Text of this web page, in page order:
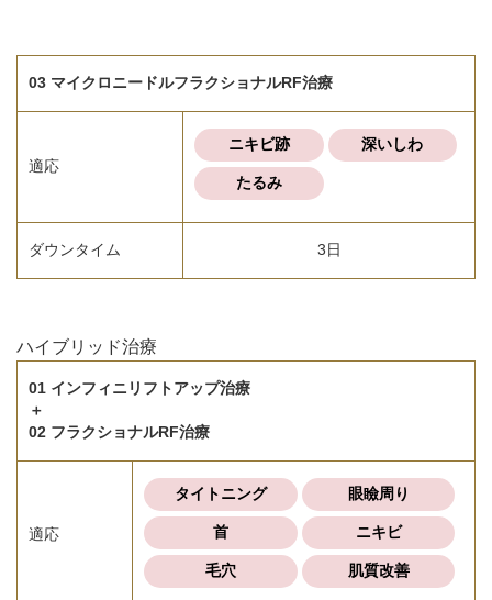
03 マイクロニードルフラクショナルRF治療
適応
ニキビ跡 深いしわ
たるみ
ダウンタイム 3日
ハイブリッド治療
01 インフィニリフトアップ治療
＋
02 フラクショナルRF治療
適応
タイトニング 眼瞼周り
首 ニキビ
毛穴 肌質改善